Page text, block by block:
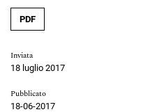
PDF
Inviata
18 luglio 2017
Pubblicato
18-06-2017